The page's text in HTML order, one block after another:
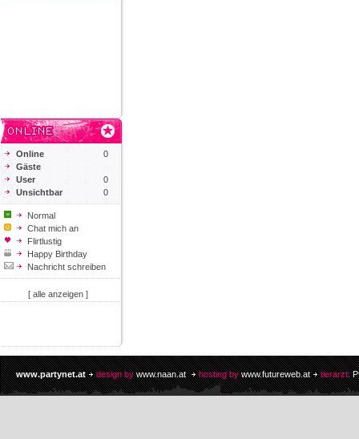
Online
0
Gäste
User
0
Unsichtbar
0
Normal
Chat mich an
Flirtlustig
Happy Birthday
Nachricht schreiben
[ alle anzeigen ]
www.partynet.at design by www.naan.at hosting by www.futureweb.at tierarzt: